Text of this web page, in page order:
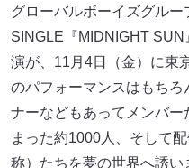
グローバルボーイズグルー
SINGLE『MIDNIGHT
演が、11月4日（金）に東
のパフォーマンスはもち
ナーなどもあってメンバ
まった約1000人、そして
称）たちを夢の世界へ誘い